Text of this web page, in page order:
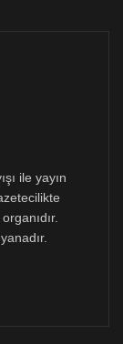
bir kararı
gündemine
sokağa
da
dün
çalışan tüm
ile yayın